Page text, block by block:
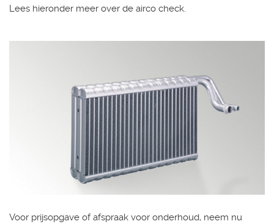
Lees hieronder meer over de airco check.
Voor prijsopgave of afspraak voor onderhoud, neem nu